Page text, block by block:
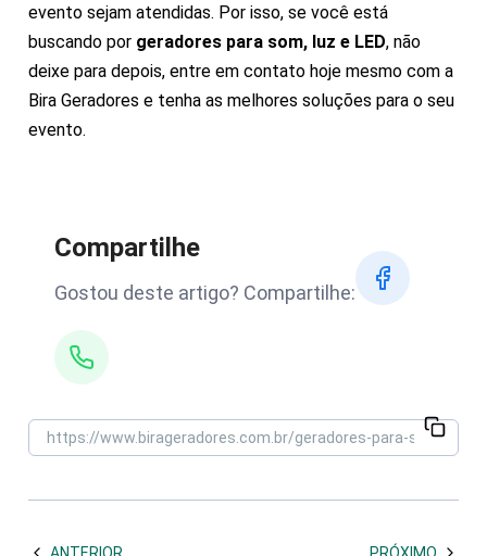
evento sejam atendidas. Por isso, se você está
buscando por geradores para som, luz e LED, não
deixe para depois, entre em contato hoje mesmo com a
Bira Geradores e tenha as melhores soluções para o seu
evento.
Compartilhe
Gostou deste artigo? Compartilhe: